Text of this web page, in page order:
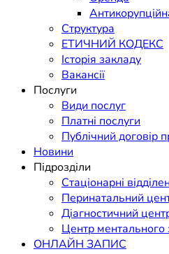
Структура
ЕТИЧНИЙ КОДЕКС
Історія закладу
Вакансії
Послуги
Види послуг
Платні послуги
Публічний договір
Новини
Підрозділи
Стаціонарні
Перинатальний
Діагностичний
Центр ментального
ОНЛАЙН ЗАПИС